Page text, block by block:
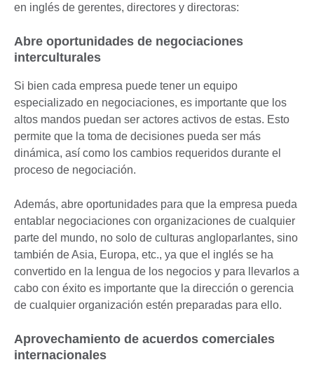
en inglés de gerentes, directores y directoras:
Abre oportunidades de negociaciones
interculturales
Si bien cada empresa puede tener un equipo
especializado en negociaciones, es importante que los
altos mandos puedan ser actores activos de estas. Esto
permite que la toma de decisiones pueda ser más
dinámica, así como los cambios requeridos durante el
proceso de negociación.
Además, abre oportunidades para que la empresa pueda
entablar negociaciones con organizaciones de cualquier
parte del mundo, no solo de culturas angloparlantes, sino
también de Asia, Europa, etc., ya que el inglés se ha
convertido en la lengua de los negocios y para llevarlos a
cabo con éxito es importante que la dirección o gerencia
de cualquier organización estén preparadas para ello.
Aprovechamiento de acuerdos comerciales
internacionales